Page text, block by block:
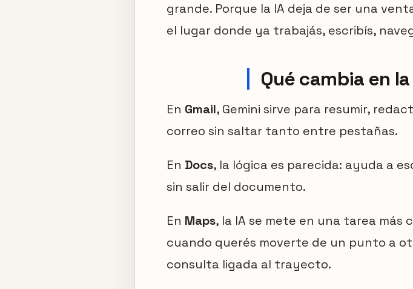
grande. Porque la IA deja de ser una
el lugar donde ya trabajás, escribís,
Qué cambia en
En Gmail, Gemini sirve para resumir,
correo sin saltar tanto entre pestañas.
En Docs, la lógica es parecida: ayuda a
sin salir del documento.
En Maps, la IA se mete en una tarea
cuando querés moverte de un punto a
consulta ligada al trayecto.